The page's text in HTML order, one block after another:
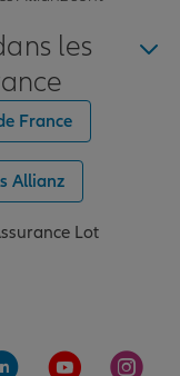
les
France
Allianz
Lot
de Allianz
la page Twitter de
Aller sur la page
Aller sur la
Aller